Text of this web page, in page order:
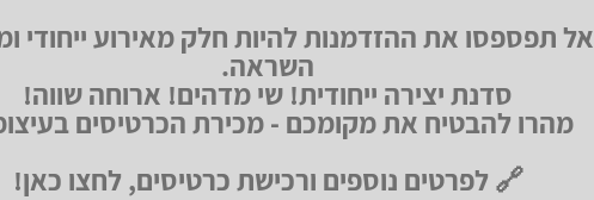
אל תפספסו את ההזדמנות להיות חלק מאירוע ייחודי
השראה.
סדנת יצירה ייחודית! שי מדהים! ארוחה שווה!
מהרו להבטיח את מקומכם - מכירת הכרטיסים
🔗 לפרטים נוספים ורכישת כרטיסים, לחצו כאן!